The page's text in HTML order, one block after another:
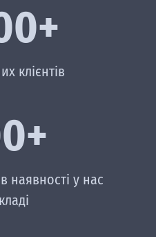
клієнтів
наявності у нас